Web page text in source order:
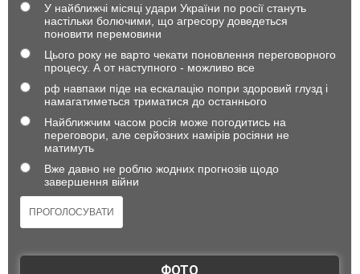
У найближчі місяці удари України по росії стануть
настільки болючими, що агресору доведеться
поновити перемовини
Цього року не варто чекати поновлення переговорного
процесу. А от наступного - можливо все
рф навпаки піде на ескалацію попри здоровий глузд і
намагатиметься триматися до останнього
Найближчим часом росія може погодитись на
переговори, але серйозних намірів росіяни не
матимуть
Вже давно не роблю жодних прогнозів щодо
завершення війни
ФОТО